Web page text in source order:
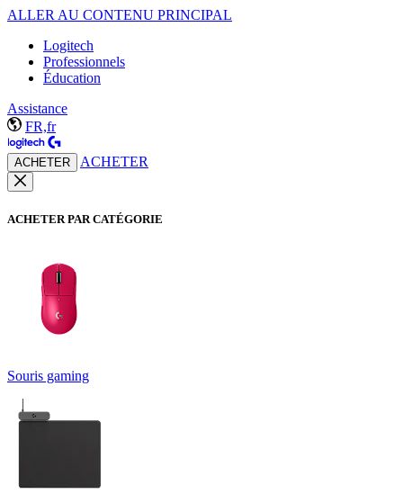
ALLER AU CONTENU PRINCIPAL
Logitech
Professionnels
Éducation
Assistance
FR,fr
ACHETER ACHETER
ACHETER PAR CATÉGORIE
Souris gaming